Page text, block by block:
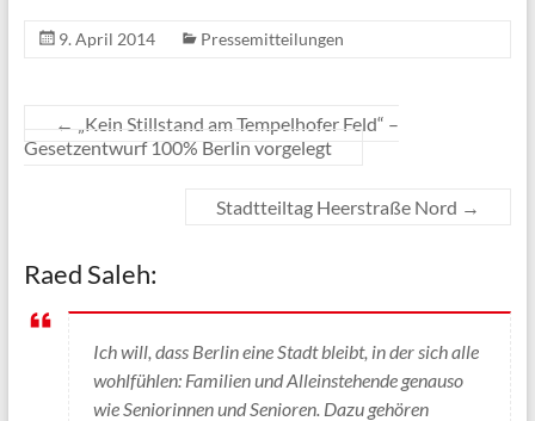
9. April 2014 Pressemitteilungen
←
„Kein Stillstand am Tempelhofer Feld“ –
Gesetzentwurf 100% Berlin vorgelegt
Stadtteiltag Heerstraße Nord →
Raed Saleh:
Ich will, dass Berlin eine Stadt bleibt, in der sich alle
wohlfühlen: Familien und Alleinstehende genauso
wie Seniorinnen und Senioren. Dazu gehören